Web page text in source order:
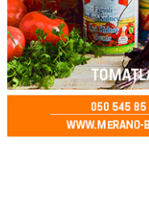
07.08.2026- 15:30
MANŞET
Türkiyə, Səudiyyə
Pakistan arasında
sazişi imzalanıb
07.08.2026- 15:15